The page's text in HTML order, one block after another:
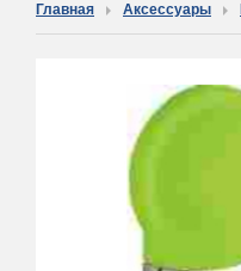
Главная Аксессуары